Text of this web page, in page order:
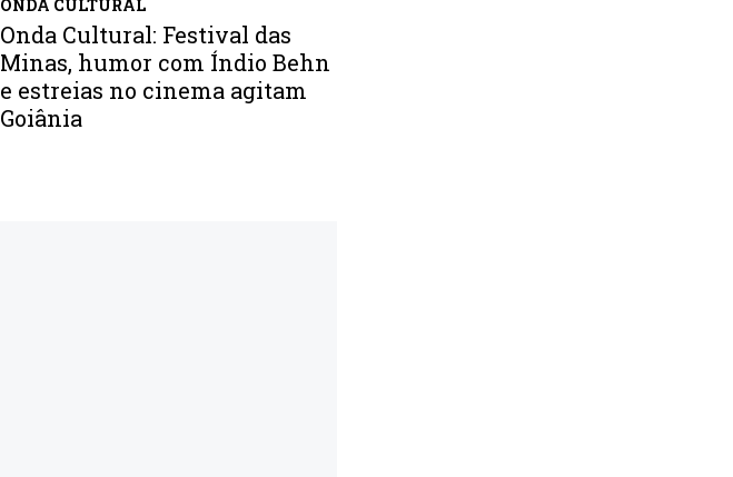
ONDA CULTURAL
Onda Cultural: Festival das
Minas, humor com Índio Behn
e estreias no cinema agitam
Goiânia